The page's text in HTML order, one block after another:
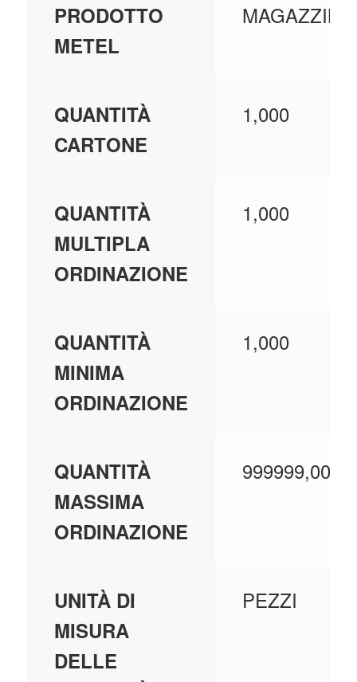
PRODOTTO
METEL
MAGAZZINO
QUANTITÀ
CARTONE
1,000
QUANTITÀ
MULTIPLA
ORDINAZIONE
1,000
QUANTITÀ
MINIMA
ORDINAZIONE
1,000
QUANTITÀ
MASSIMA
ORDINAZIONE
999999,000
UNITÀ DI
MISURA
DELLE
PEZZI